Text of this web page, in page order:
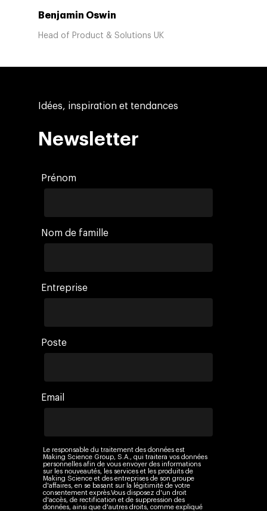
Benjamin Oswin
Head of Product & Solutions UK
Idées, inspiration et tendances
Newsletter
Prénom
Nom de famille
Entreprise
Poste
Email
Le responsable du traitement des données est
Making Science Group, S.A., qui traitera vos données
personnelles afin de vous envoyer des informations
sur les nouveautés, les services et les produits de
Making Science et des entreprises de son groupe
d'affaires, en se basant sur la légitimité de votre
consentement exprès.Vous disposez d'un droit
d'accès, de rectification et de suppression des
données, ainsi que d'autres droits, comme expliqué